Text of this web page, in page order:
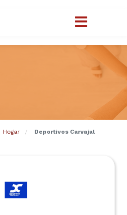
Hogar / Deportivos Carvajal